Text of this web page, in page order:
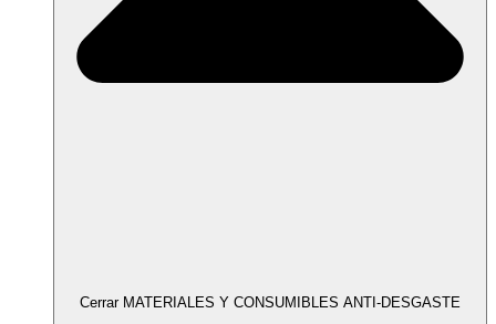
Cerrar MATERIALES Y CONSUMIBLES ANTI-DESGASTE